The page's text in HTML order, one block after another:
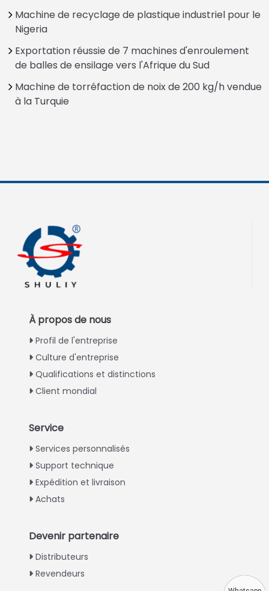
Machine de recyclage de plastique industriel pour le
Nigeria
Exportation réussie de 7 machines d'enroulement
de balles de ensilage vers l'Afrique du Sud
Machine de torréfaction de noix de 200 kg/h vendue
à la Turquie
À propos de nous
Profil de l'entreprise
Culture d'entreprise
Qualifications et distinctions
Client mondial
Service
Services personnalisés
Support technique
Expédition et livraison
Achats
Devenir partenaire
Distributeurs
Revendeurs
Urdu
Greek
Italian